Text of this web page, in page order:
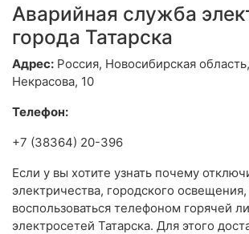
Аварийная служба
города Татарска
Адрес: Россия, Новосибирская
Некрасова, 10
Телефон:
+7 (38364) 20-396
Если у вы хотите узнать почему
электричества, городского
воспользоваться телефоном горячей
электросетей Татарска. Для этого